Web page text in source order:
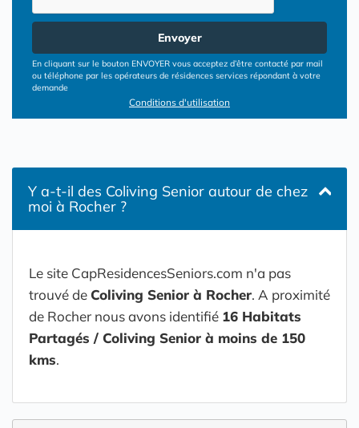
Envoyer
En cliquant sur le bouton ENVOYER vous acceptez d’être contacté par mail
ou téléphone par les opérateurs de résidences services répondant à votre
demande
Conditions d'utilisation
Y a-t-il des Coliving Senior autour de chez
moi à Rocher ?
Le site CapResidencesSeniors.com n'a pas
trouvé de Coliving Senior à Rocher. A proximité
de Rocher nous avons identifié 16 Habitats
Partagés / Coliving Senior à moins de 150
kms.